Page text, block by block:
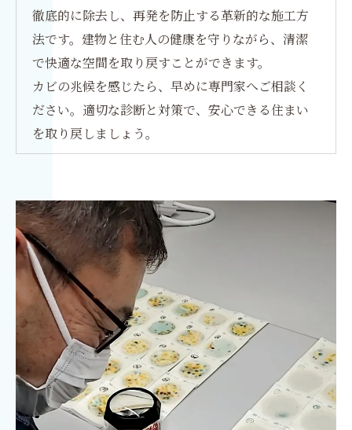
徹底的に除去し、再発を防止する革新的な施工方
法です。建物と住む人の健康を守りながら、清潔
で快適な空間を取り戻すことができます。
カビの兆候を感じたら、早めに専門家へご相談く
ださい。適切な診断と対策で、安心できる住まい
を取り戻しましょう。